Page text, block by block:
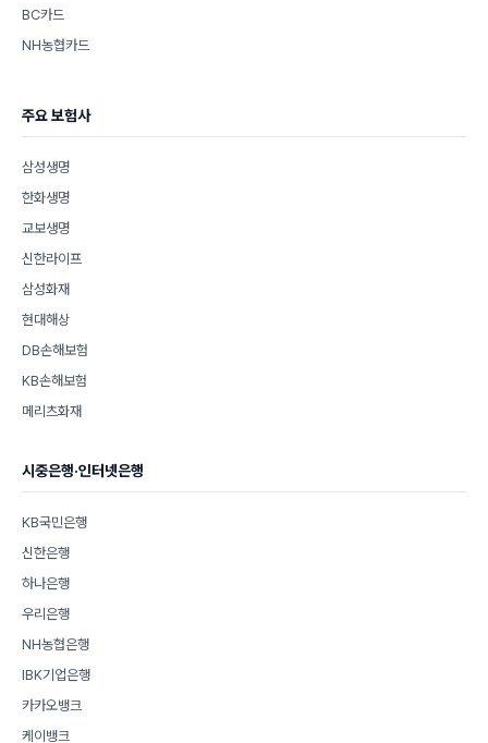
BC카드
NH농협카드
주요 보험사
삼성생명
한화생명
교보생명
신한라이프
삼성화재
현대해상
DB손해보험
KB손해보험
메리츠화재
시중은행·인터넷은행
KB국민은행
신한은행
하나은행
우리은행
NH농협은행
IBK기업은행
카카오뱅크
케이뱅크